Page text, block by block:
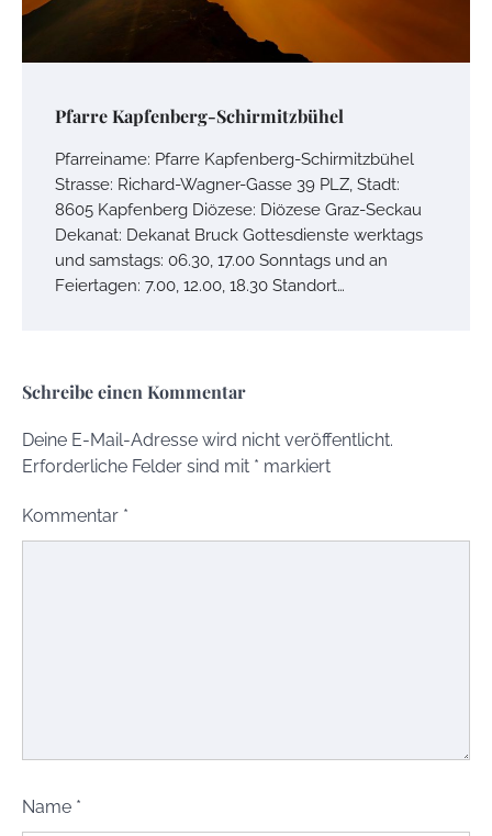
Pfarre Kapfenberg-Schirmitzbühel
Pfarreiname: Pfarre Kapfenberg-Schirmitzbühel
Strasse: Richard-Wagner-Gasse 39 PLZ, Stadt:
8605 Kapfenberg Diözese: Diözese Graz-Seckau
Dekanat: Dekanat Bruck Gottesdienste werktags
und samstags: 06.30, 17.00 Sonntags und an
Feiertagen: 7.00, 12.00, 18.30 Standort…
Schreibe einen Kommentar
Deine E-Mail-Adresse wird nicht veröffentlicht.
Erforderliche Felder sind mit * markiert
Kommentar *
Name *